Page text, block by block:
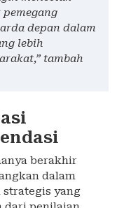
depan dalam
lebih
tambah
berakhir
dalam
yang